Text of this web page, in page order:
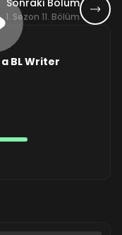
1. Sezon 11. Bölüm
BL Writer